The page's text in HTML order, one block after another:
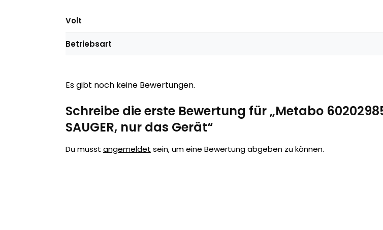
Volt
Betriebsart
Es gibt noch keine Bewertungen.
Schreibe die erste Bewertung für „Metabo
SAUGER, nur das Gerät“
Du musst angemeldet sein, um eine Bewertung abgeben zu können.